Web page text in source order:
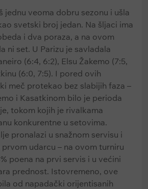
jednu veoma dobru sezonu i ušla
svetski broj jedan. Na šljaci ima
i dva poraza, a na ovom
ni set. U Parizu je savladala
(6:4, 6:2), Elsu Žakemo (7:5,
(6:0, 7:5). I pored ovih
meč protekao bez slabijih faza –
i Kasatkinom bilo je perioda
tokom kojih je rivalkama
konkurentne u setovima.
pronalazi u snažnom servisu i
udarcu – na ovom turniru
poena na prvi servis i u većini
prednost. Istovremeno, ove
od napadački orijentisanih